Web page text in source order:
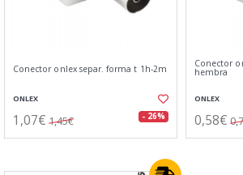
Conector onlex separ. forma t 1h-2m
ONLEX
1,07€ 1,45€ - 26%
Conector
hembra
ONLEX
0,58€